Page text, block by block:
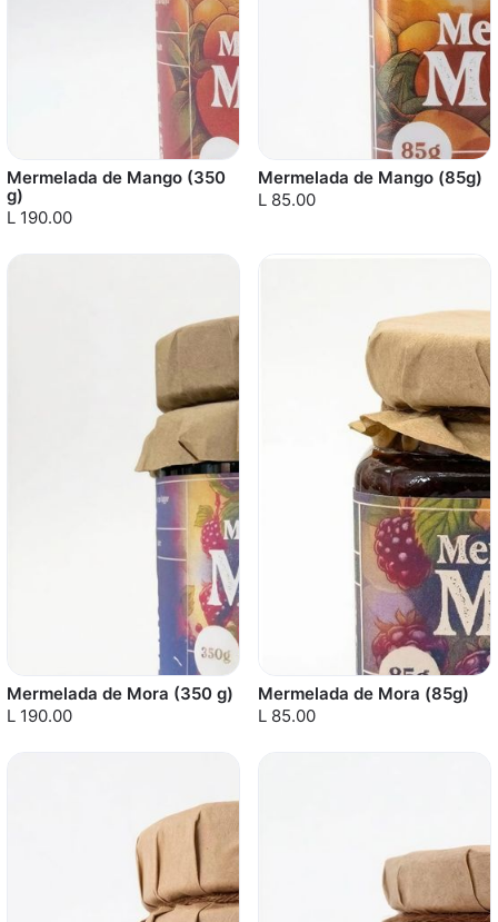
Mermelada de Mango (350
g)
L 190.00
Mermelada de Mango (85g)
L 85.00
Mermelada de Mora (350 g)
L 190.00
Mermelada de Mora (85g)
L 85.00